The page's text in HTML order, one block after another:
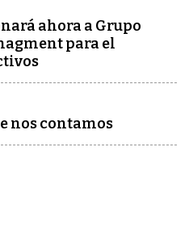
ahora a Grupo
para el
nos contamos